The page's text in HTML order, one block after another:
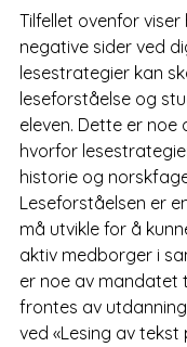
Tilfellet ovenfor viser
negative sider ved
lesestrategier kan
leseforståelse og
eleven. Dette er noe
hvorfor
historie og
Leseforståelsen er
må utvikle for å
aktiv medborger i
er noe av mandatet
frontes av
ved «Lesing av